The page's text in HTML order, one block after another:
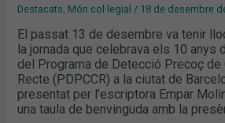
Destacats Món col·legial / 18 de desembre
El passat 13 de desembre va tenir
la jornada que celebrava els 10 anys
del Programa de Detecció Precoç de
Recte (PDPCCR) a la ciutat de
presentat per l’escriptora Empar
una taula de benvinguda amb la